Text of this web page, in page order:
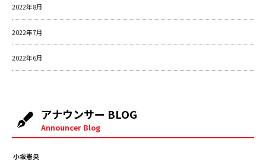
2022年8月
2022年7月
2022年6月
アナウンサー BLOG
Announcer Blog
小坂憲央